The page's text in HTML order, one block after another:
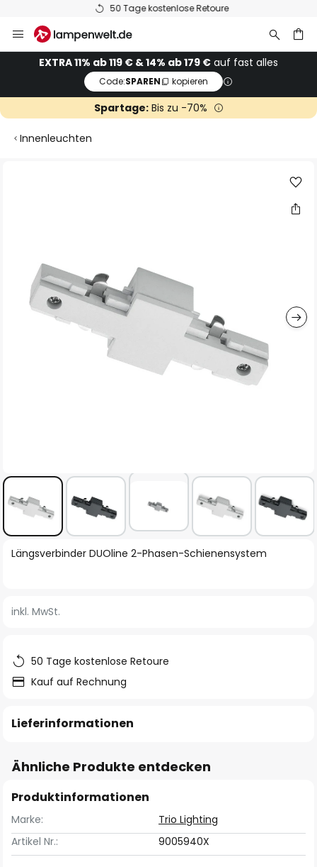
50 Tage kostenlose Retoure
Inhalt
springenEXTRA 11% ab 119 € & 14% ab 179 € auf fast alles
Code:SPAREN kopieren
Spartage:Bis zu -70%
Innenleuchten
Zum
Anfang
springen
Längsverbinder DUOline 2-Phasen-Schienensystem
inkl. MwSt.
50 Tage kostenlose Retoure
Kauf auf Rechnung
Lieferinformationen
Ähnliche Produkte entdecken
Produktinformationen
Marke:
Trio Lighting
Artikel Nr.:
9005940X